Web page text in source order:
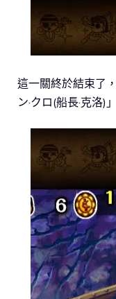
這一關終於結束了
ン·クロ(船長·克洛)